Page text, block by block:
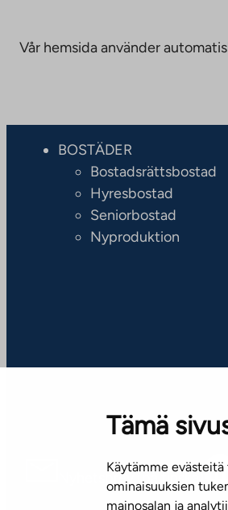
Tämä
Käytämme evästeitä
ominaisuuksien
mainosalan ja
Vår hemsida använder
BOSTÄDER
Bostadsrättsbostad
Hyresbostad
Seniorbostad
Nyproduktion
Nyhetsbrev (på finska)